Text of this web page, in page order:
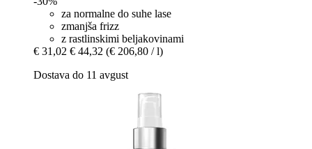
za normalne do suhe lase
zmanjša frizz
z rastlinskimi beljakovinami
€ 31,02 € 44,32 (€ 206,80 / l)
Dostava do 11 avgust